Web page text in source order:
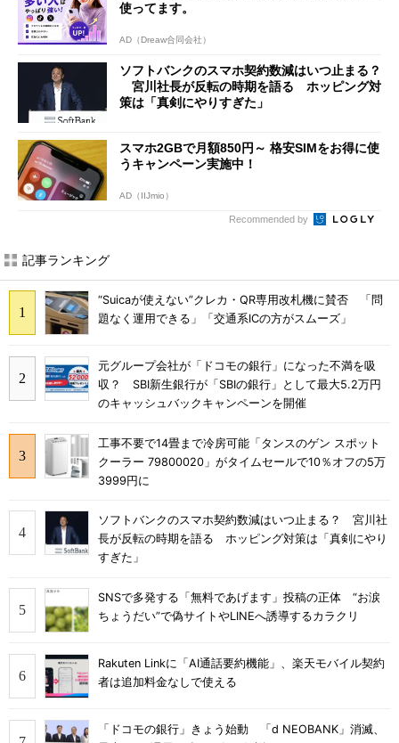
使ってます。
AD（Dreaw合同会社）
ソフトバンクのスマホ契約数減はいつ止まる？
宮川社長が反転の時期を語る ホッピング対
策は「真剣にやりすぎた」
スマホ2GBで月額850円～ 格安SIMをお得に使
うキャンペーン実施中！
AD（IIJmio）
Recommended by
記事ランキング
“Suicaが使えない”クレカ・QR専用改札機に賛否 「問
題なく運用できる」「交通系ICの方がスムーズ」
元グループ会社が「ドコモの銀行」になった不満を吸
収？ SBI新生銀行が「SBIの銀行」として最大5.2万円
のキャッシュバックキャンペーンを開催
工事不要で14畳まで冷房可能「タンスのゲン スポット
クーラー 79800020」がタイムセールで10％オフの5万
3999円に
ソフトバンクのスマホ契約数減はいつ止まる？ 宮川社
長が反転の時期を語る ホッピング対策は「真剣にやり
すぎた」
SNSで多発する「無料であげます」投稿の正体 “お涙
ちょうだい”で偽サイトやLINEへ誘導するカラクリ
Rakuten Linkに「AI通話要約機能」、楽天モバイル契約
者は追加料金なしで使える
「ドコモの銀行」きょう始動 「d NEOBANK」消滅、